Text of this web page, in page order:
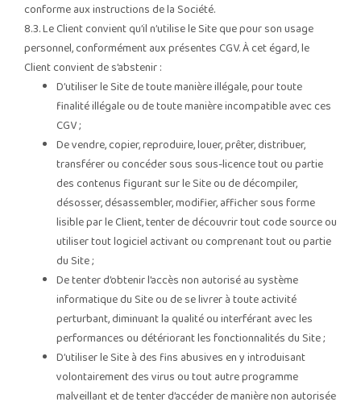
conforme aux instructions de la Société.
8.3. Le Client convient qu’il n’utilise le Site que pour son usage
personnel, conformément aux présentes CGV. À cet égard, le
Client convient de s’abstenir :
D’utiliser le Site de toute manière illégale, pour toute
finalité illégale ou de toute manière incompatible avec ces
CGV ;
De vendre, copier, reproduire, louer, prêter, distribuer,
transférer ou concéder sous sous-licence tout ou partie
des contenus figurant sur le Site ou de décompiler,
désosser, désassembler, modifier, afficher sous forme
lisible par le Client, tenter de découvrir tout code source ou
utiliser tout logiciel activant ou comprenant tout ou partie
du Site ;
De tenter d’obtenir l’accès non autorisé au système
informatique du Site ou de se livrer à toute activité
perturbant, diminuant la qualité ou interférant avec les
performances ou détériorant les fonctionnalités du Site ;
D’utiliser le Site à des fins abusives en y introduisant
volontairement des virus ou tout autre programme
malveillant et de tenter d’accéder de manière non autorisée